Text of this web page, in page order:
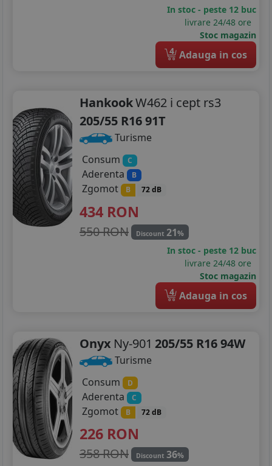
In stoc - peste 12 buc
livrare 24/48 ore
Stoc magazin
4 Adauga in cos
HankookW462 i cept rs3
205/55 R16 91T
Turisme
Consum
C
Aderenta B
Zgomot B 72 dB
434 RON
550 RON Discount 21%
In stoc - peste 12 buc
livrare 24/48 ore
Stoc magazin
4 Adauga in cos
Onyx Ny-901 205/55 R16 94W
Turisme
Consum
D
Aderenta C
Zgomot B 72 dB
226 RON
358 RON Discount 36%